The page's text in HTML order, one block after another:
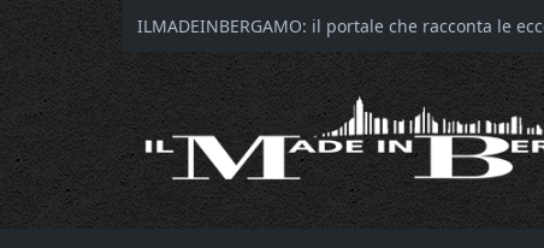
ILMADEINBERGAMO: il portale che racconta le